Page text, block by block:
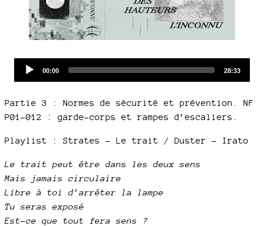
Current
00:00
Total
28:33
Partie 3 : Normes de sécurité et prévention. NF
P01-012 : garde-corps et rampes d’escaliers.
Playlist : Strates - Le trait / Duster – Irato
Le trait peut être dans les deux sens
Mais jamais circulaire
Libre à toi d’arrêter la lampe
Tu seras exposé
Est-ce que tout fera sens ?